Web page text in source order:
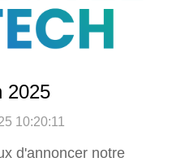
2025
10:20:11
d'annoncer notre